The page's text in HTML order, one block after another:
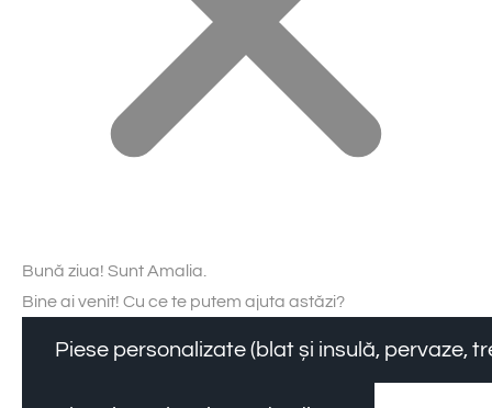
Bună ziua! Sunt Amalia.
Bine ai venit! Cu ce te putem ajuta astăzi?
Piese personalizate (blat și insulă, pervaze,